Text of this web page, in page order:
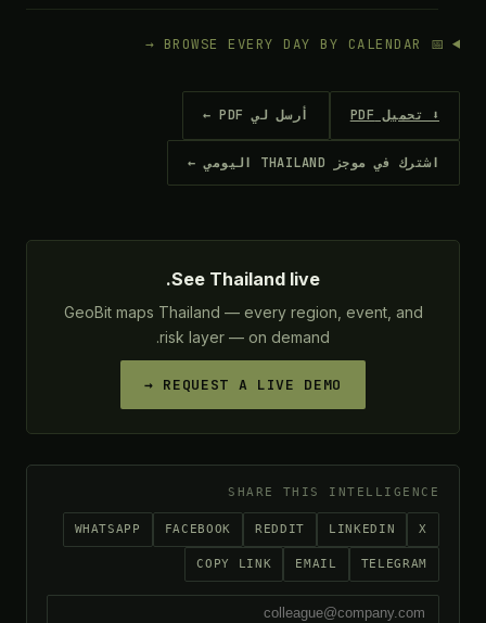
📅 BROWSE EVERY DAY BY CALENDAR →
⬇ تحميل PDF أرسل لي PDF ←
اشترك في موجز THAILAND اليومي ←
See Thailand live.
GeoBit maps Thailand — every region, event, and
risk layer — on demand.
REQUEST A LIVE DEMO →
SHARE THIS INTELLIGENCE
X
LINKEDIN
REDDIT
FACEBOOK
WHATSAPP
TELEGRAM
EMAIL
COPY LINK